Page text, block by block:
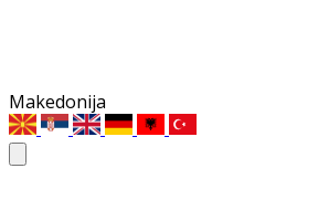
Makedonija